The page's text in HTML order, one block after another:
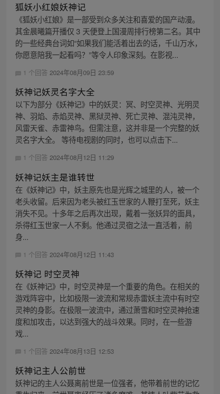
狐妖小红娘妖神记
《狐妖小红娘》是一部受到众多关注和喜爱的国产动漫。
其金晨曦篇开播仅 3 天便登上国漫周排行榜第二名。其中
的一些经典台词如“如果我们能活着出去的话，千山万水，
你愿意陪我一起看吗？”等令人印象深刻。在影视...
1 个回答 2024年08月09日 23:59
妖神记妖灵名字大全
以下为部分《妖神记》中的妖灵：冥、时空灵神、光明灵
神、羽焰、赤焰灵神、黑狱灵神、死亡灵神、混沌灵神，
风雷天雀、赤雷神鸟。但需注意，这并非是一个完整的妖
灵名字大全。 等待电视剧的同时，也可以点击下...
1 个回答 2024年08月12日 11:29
妖神记妖主是谁转世
在《妖神记》中，妖主原先也是光辉之城里的人，被一个
老头收留。后来因为老头被红玉世家的人鞭打至死，妖主
消失不见。十多年之后再次出现，戴着一张妖异的面具，
杀得红玉世家一人不剩。他通过灵宿之法一直活着，前
身...
1 个回答 2024年08月12日 11:43
妖神记 时空灵神
在《妖神记》中，时空灵神是一个重要的角色。在相关的
游戏阵容中，比如极限一波流和常规赤雷妖主流中有时空
灵神的身影。在极限一波流中，通过萧雪和时空灵神抢速
度和加攻击，以达到强大的战斗效果。同时，在一些游
戏...
1 个回答 2024年08月13日 12:53
妖神记主人公前世
妖神记的主人公聂离前世是一位强者，他带着前世的记忆